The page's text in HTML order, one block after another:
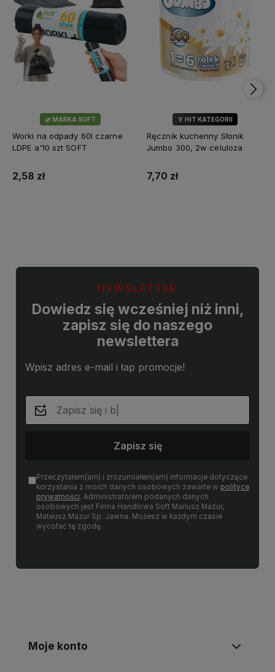
🌿 MARKA SOFT
Worki na odpady 60l czarne
LDPE a'10 szt SOFT
2,58 zł
🏅 HIT KATEGORII
💎 WYBÓR KLIENTÓW
Ręcznik kuchenny Słonik
Jumbo 300, 2w celuloza
7,70 zł
NEWSLETTER
Dowiedz się wcześniej niż inni,
zapisz się do naszego
newslettera
Wpisz adres e-mail i łap promocje!
Zapisz się
Przeczytałem(am) i zrozumiałem(am) informacje dotyczące
korzystania z moich danych osobowych zawarte w polityce
prywatności. Administratorem podanych danych
osobowych jest Firma Handlowa Soft Mariusz Mazur,
Mateusz Mazur Sp. Jawna. Możesz w każdym czasie
wycofać tę zgodę.
Moje konto